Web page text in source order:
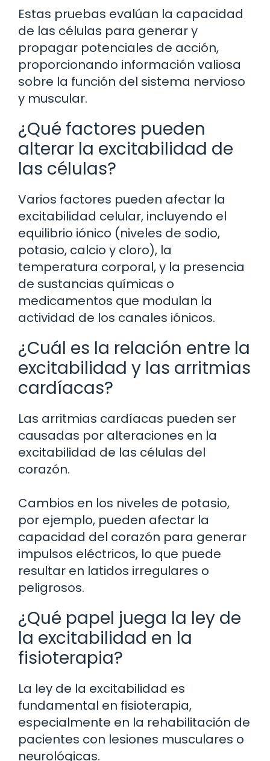
Estas pruebas evalúan la capacidad
de las células para generar y
propagar potenciales de acción,
proporcionando información valiosa
sobre la función del sistema nervioso
y muscular.
¿Qué factores pueden
alterar la excitabilidad de
las células?
Varios factores pueden afectar la
excitabilidad celular, incluyendo el
equilibrio iónico (niveles de sodio,
potasio, calcio y cloro), la
temperatura corporal, y la presencia
de sustancias químicas o
medicamentos que modulan la
actividad de los canales iónicos.
¿Cuál es la relación entre la
excitabilidad y las arritmias
cardíacas?
Las arritmias cardíacas pueden ser
causadas por alteraciones en la
excitabilidad de las células del
corazón.
Cambios en los niveles de potasio,
por ejemplo, pueden afectar la
capacidad del corazón para generar
impulsos eléctricos, lo que puede
resultar en latidos irregulares o
peligrosos.
¿Qué papel juega la ley de
la excitabilidad en la
fisioterapia?
La ley de la excitabilidad es
fundamental en fisioterapia,
especialmente en la rehabilitación de
pacientes con lesiones musculares o
neurológicas.